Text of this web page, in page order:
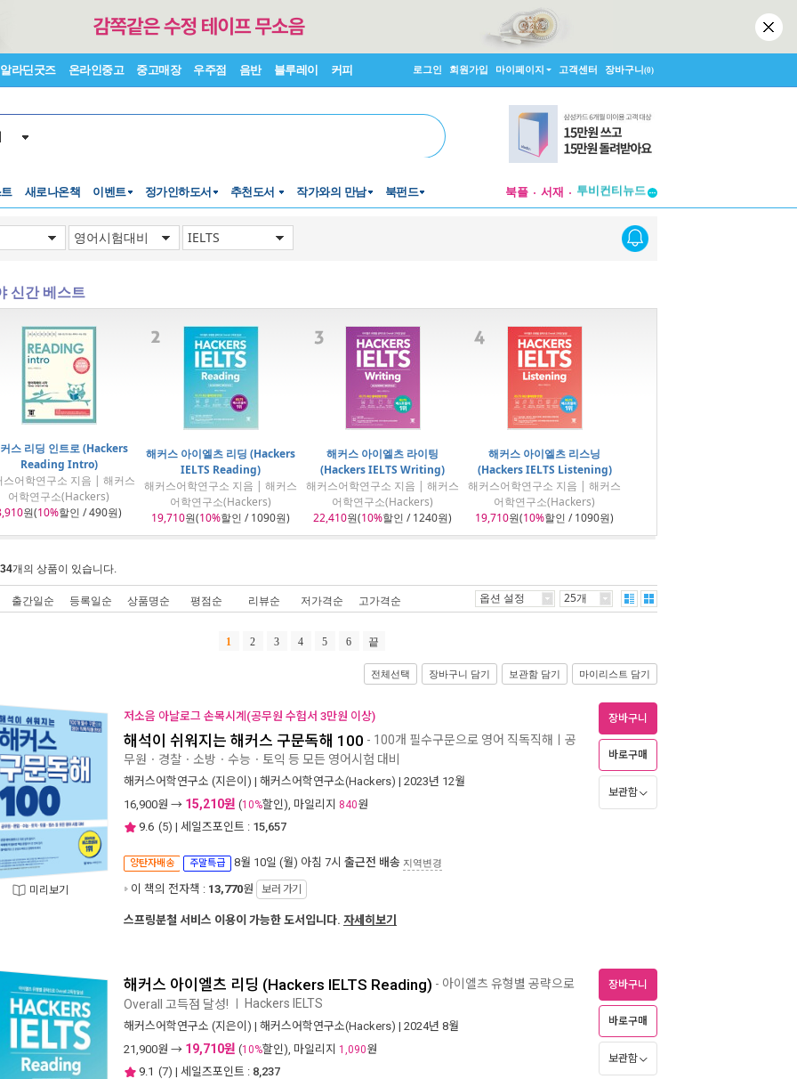
알라딘굿즈 온라인중고 중고매장 우주점 음반 블루레이 커피 로그인 회원가입 마이페이지 고객센터 장바구니(0)
새로나온책 이벤트 정가인하도서 추천도서 작가와의 만남 북펀드 북플 서재
창작플랫폼
신간 베스트
스 리딩 인트로 (Hackers
Reading Intro)
스어학연구소 지음 | 해커스
어학연구소(Hackers)
원(10%할인 / 490원)
해커스 아이엘츠 리딩 (Hackers
IELTS Reading)
해커스어학연구소 지음 | 해커스
어학연구소(Hackers)
19,710원(10%할인 / 1090원)
해커스 아이엘츠 라이팅
(Hackers IELTS Writing)
해커스어학연구소 지음 | 해커스
어학연구소(Hackers)
22,410원(10%할인 / 1240원)
해커스 아이엘츠 리스닝
(Hackers IELTS Listening)
해커스어학연구소 지음 | 해커스
어학연구소(Hackers)
19,710원(10%할인 / 1090원)
개의 상품이 있습니다.
출간일순 등록일순 상품명순 평점순 리뷰순 저가격순 고가격순 옵션 설정 25개
1 2 3 4 5 6 끝
전체선택 장바구니 담기 보관함 담기 마이리스트 담기
미리보기
저소음 아날로그 손목시계(공무원 수험서 3만원 이상)
해석이 쉬워지는 해커스 구문독해 100 - 100개 필수구문으로 영어 직독직해ㅣ공
무원ㆍ경찰ㆍ소방ㆍ수능ㆍ토익 등 모든 영어시험 대비
해커스어학연구소 (지은이) | 해커스어학연구소(Hackers) | 2023년 12월
16,900원 → 15,210원 (10%할인), 마일리지 840원
9.6 (5) | 세일즈포인트 : 15,657
양탄자배송 주말특급 8월 10일 (월) 아침 7시 출근전 배송 지역변경
이 책의 전자책 : 13,770원 보러 가기
장바구니
바로구매
보관함
스프링분철 서비스 이용이 가능한 도서입니다. 자세히보기
해커스 아이엘츠 리딩 (Hackers IELTS Reading) - 아이엘츠 유형별 공략으로
Overall 고득점 달성! Hackers IELTS
해커스어학연구소 (지은이) | 해커스어학연구소(Hackers) | 2024년 8월
21,900원 → 19,710원 (10%할인), 마일리지 1,090원
9.1 (7) | 세일즈포인트 : 8,237
장바구니
바로구매
보관함